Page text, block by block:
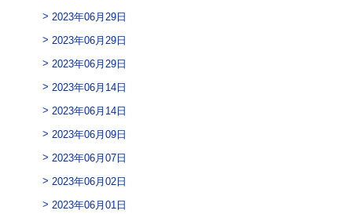
2023年06月29日
2023年06月29日
2023年06月29日
2023年06月14日
2023年06月14日
2023年06月09日
2023年06月07日
2023年06月02日
2023年06月01日